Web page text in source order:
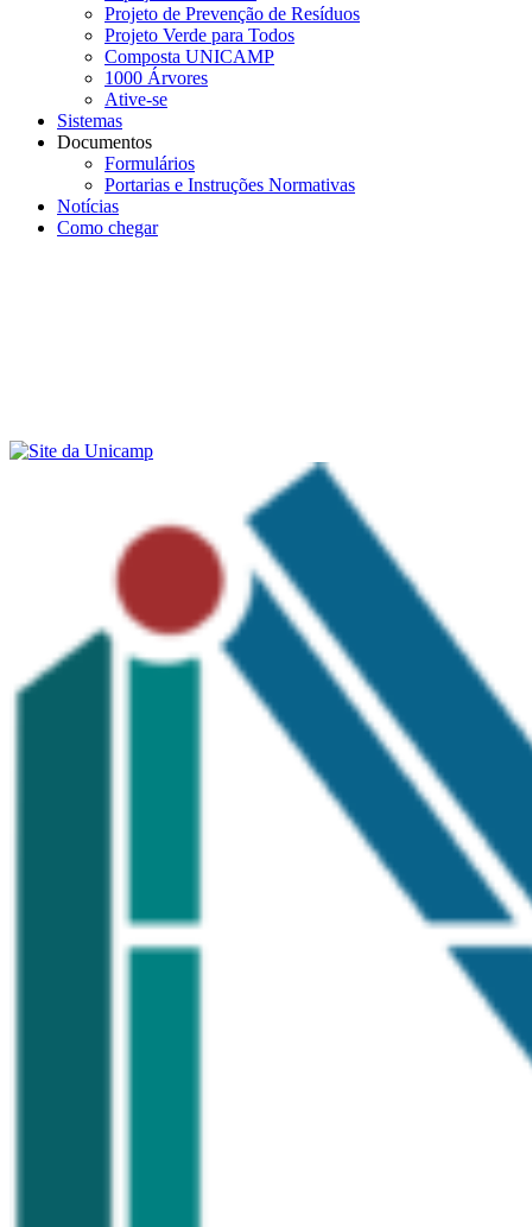
Projeto de Prevenção de Resíduos
Projeto Verde para Todos
Composta UNICAMP
1000 Árvores
Ative-se
Sistemas
Documentos
Formulários
Portarias e Instruções Normativas
Notícias
Como chegar